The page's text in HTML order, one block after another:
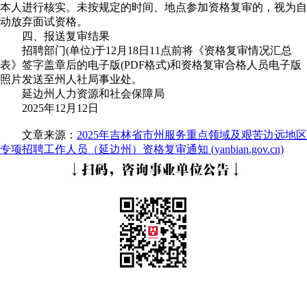
本人进行核实。未按规定的时间、地点参加资格复审的，视为自
动放弃面试资格。
四、报送复审结果
招聘部门(单位)于12月18日11点前将《资格复审情况汇总
表》签字盖章后的电子版(PDF格式)和资格复审合格人员电子版
照片发送至州人社局事业处。
延边州人力资源和社会保障局
2025年12月12日
文章来源： 2025年吉林省市州服务重点领域及艰苦边远地区
专项招聘工作人员（延边州）资格复审通知 (yanbian.gov.cn)